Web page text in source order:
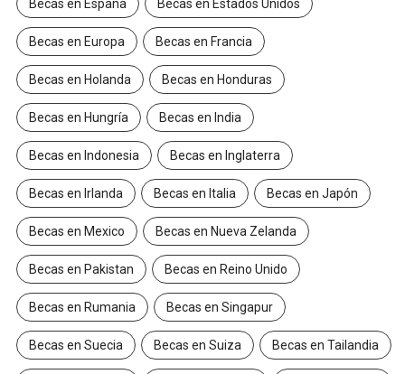
Becas en España Becas en Estados Unidos
Becas en Europa Becas en Francia
Becas en Holanda Becas en Honduras
Becas en Hungría Becas en India
Becas en Indonesia Becas en Inglaterra
Becas en Irlanda Becas en Italia Becas en Japón
Becas en Mexico Becas en Nueva Zelanda
Becas en Pakistan Becas en Reino Unido
Becas en Rumania Becas en Singapur
Becas en Suecia Becas en Suiza Becas en Tailandia